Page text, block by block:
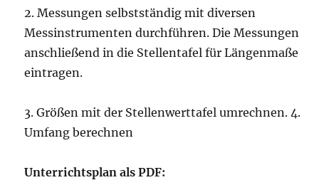
2. Messungen selbstständig mit diversen
Messinstrumenten durchführen. Die Messungen
anschließend in die Stellentafel für Längenmaße
eintragen.
3. Größen mit der Stellenwerttafel umrechnen. 4.
Umfang berechnen
Unterrichtsplan als PDF: